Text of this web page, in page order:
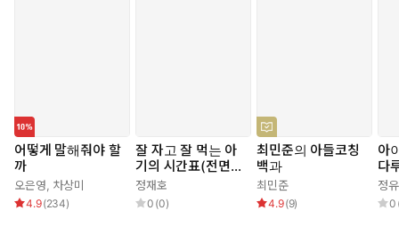
어떻게 말해줘야 할
까
오은영, 차상미
4.9(234)
잘 자고 잘 먹는 아
기의 시간표(전면개
정판)
정재호
0 (0)
최민준의 아들코칭
백과
최민준
4.9(9)
아
다
당
는
정유
0